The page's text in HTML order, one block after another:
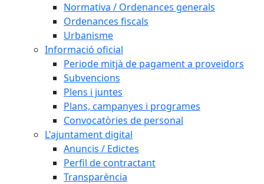
Normativa / Ordenances generals
Ordenances fiscals
Urbanisme
Informació oficial
Periode mitjà de pagament a proveïdors
Subvencions
Plens i juntes
Plans, campanyes i programes
Convocatòries de personal
L'ajuntament digital
Anuncis / Edictes
Perfil de contractant
Transparència